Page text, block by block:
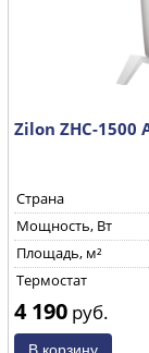
Zilon ZHC-1500
Страна
Mощность, Вт
Площадь, м²
Термостат
4 190 руб.